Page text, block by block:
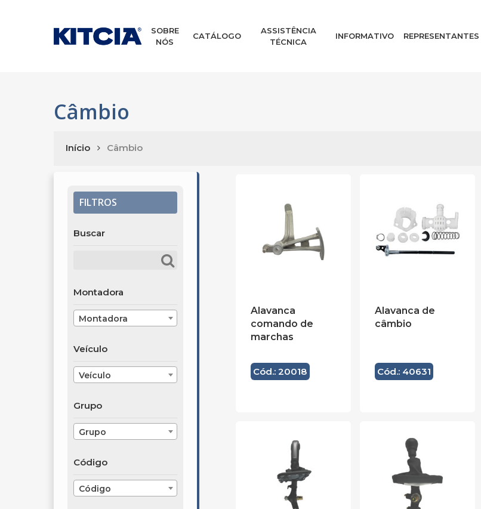
SOBRE
NÓS
CATÁLOGO
ASSISTÊNCIA
TÉCNICA
INFORMATIVO REPRESENTANTES
Câmbio
Início Câmbio
FILTROS
Buscar
Montadora
Montadora
Veículo
Veículo
Grupo
Grupo
Código
Código
Alavanca
comando de
marchas
Cód.: 20018
Alavanca de
câmbio
Cód.: 40631